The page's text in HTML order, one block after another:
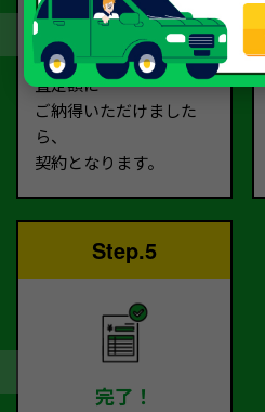
契約
査定額に
ご納得いただけました
ら、
契約となります。
Step.5
完了！